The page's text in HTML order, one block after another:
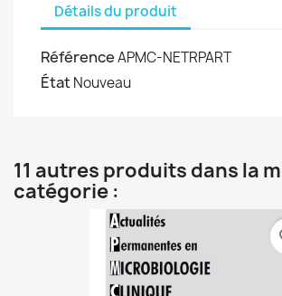
Détails du produit
RéférenceAPMC-NETRPART
ÉtatNouveau
11 autres produits dans la
catégorie :